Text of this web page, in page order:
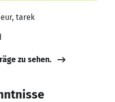
tarek
zu sehen.